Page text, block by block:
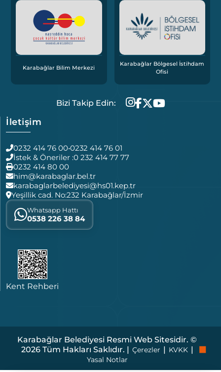
Karabağlar Bilim Merkezi
Karabağlar Bölgesel İstihdam
Ofisi
Bizi Takip Edin:
İletişim
0232 414 76 00•0232 414 76 01
İstek & Öneriler :0 232 414 77 77
0232 414 80 00
him@karabaglar.bel.tr
karabaglarbelediyesi@hs01.kep.tr
Yeşillik cad. No:232 Karabağlar/İzmir
Whatsapp Hattı
0538 226 38 84
Kent Rehberi
Karabağlar Belediyesi Resmi Web Sitesidir. ©
2026 Tüm Hakları Saklıdır. | Çerezler | KVKK |
Yasal Notlar